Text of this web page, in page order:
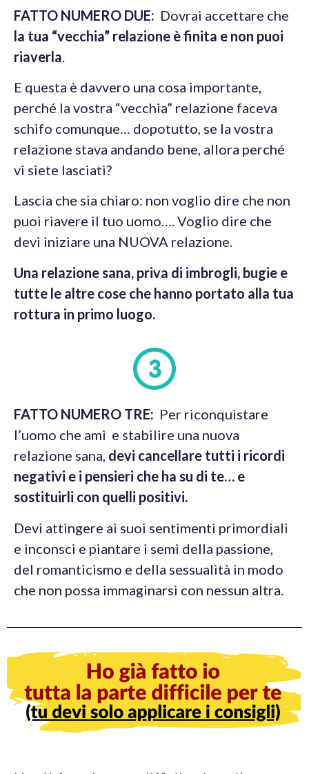
FATTO NUMERO DUE: Dovrai accettare che
la tua “vecchia” relazione è finita e non puoi
riaverla
E questa è davvero una cosa importante,
perché la vostra “vecchia” relazione faceva
schifo comunque… dopotutto, se la vostra
relazione stava andando bene, allora perché
vi siete lasciati?
Lascia che sia chiaro: non voglio dire che non
puoi riavere il tuo uomo…. Voglio dire che
devi iniziare una NUOVA relazione.
Una relazione sana, priva di imbrogli, bugie e
tutte le altre cose che hanno portato alla tua
rottura in primo luogo.
FATTO NUMERO TRE: Per riconquistare
l’uomo che ami e stabilire una nuova
relazione sana, devi cancellare tutti i ricordi
negativi e i pensieri che ha su di te… e
sostituirli con quelli positivi.
Devi attingere ai suoi sentimenti primordiali
e inconsci e piantare i semi della passione,
del romanticismo e della sessualità in modo
che non possa immaginarsi con nessun altra.